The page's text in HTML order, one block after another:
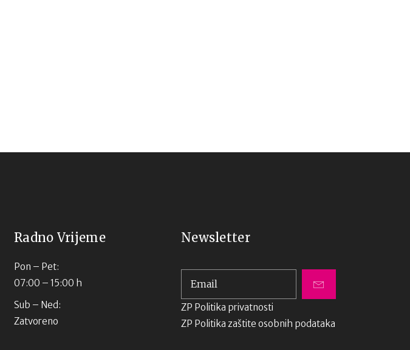
Radno Vrijeme
Pon – Pet:
07:00 – 15:00 h
Sub – Ned:
Zatvoreno
Newsletter
ZP Politika privatnosti
ZP Politika zaštite osobnih podataka